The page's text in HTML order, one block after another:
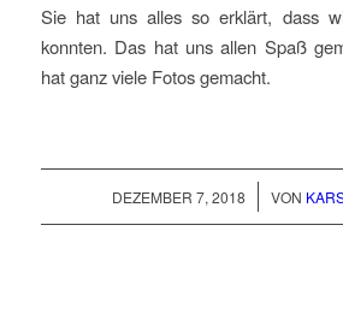
Sie hat uns alles so erklärt, dass
konnten. Das hat uns allen Spaß
hat ganz viele Fotos gemacht.
DEZEMBER 7, 2018
/ VON